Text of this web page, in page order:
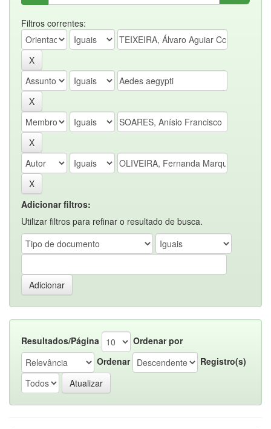
Filtros correntes:
Adicionar filtros:
Utilizar filtros para refinar o resultado de busca.
Resultados/Página
Ordenar por
Ordenar
Registro(s)